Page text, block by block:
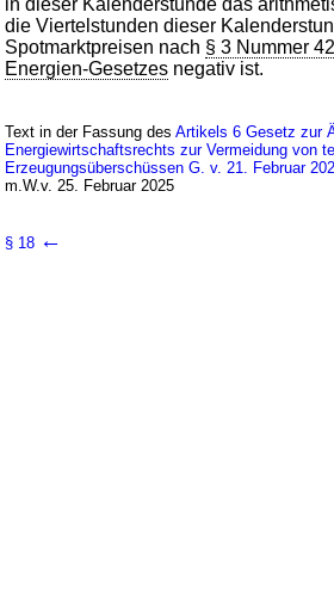
die Viertelstunden dieser
Spotmarktpreisen nach § 3 Nummer
Energien-Gesetzes negativ ist.
Text in der Fassung desArtikels 6 Gesetz zur
Energiewirtschaftsrechts zur Vermeidung von
Erzeugungsüberschüssen G. v. 21. Februar
m.W.v. 25. Februar 2025
§ 18 ←